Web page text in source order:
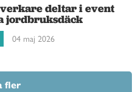
deltar i event
jordbruksdäck
04 maj 2026
fler